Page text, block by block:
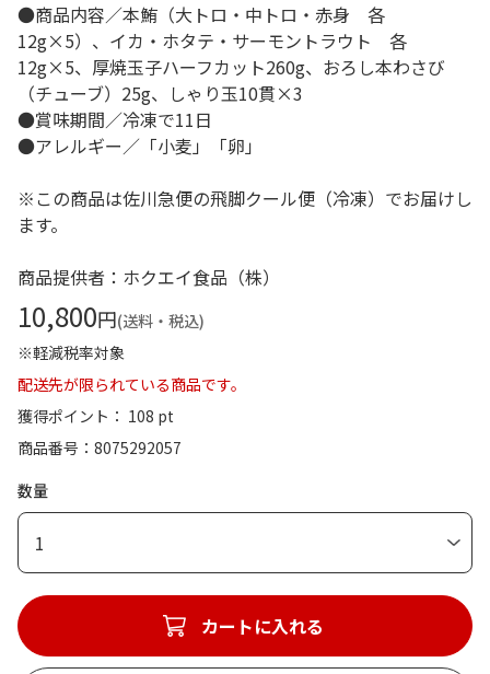
●商品内容／本鮪（大トロ・中トロ・赤身 各
12g×5）、イカ・ホタテ・サーモントラウト 各
12g×5、厚焼玉子ハーフカット260g、おろし本わさび
（チューブ）25g、しゃり玉10貫×3
●賞味期間／冷凍で11日
●アレルギー／「小麦」「卵」
※この商品は佐川急便の飛脚クール便（冷凍）でお届けし
ます。
商品提供者：ホクエイ食品（株）
10,800円(送料・税込)
※軽減税率対象
配送先が限られている商品です。
獲得ポイント： 108 pt
商品番号
8075292057
数量
1
カートに入れる